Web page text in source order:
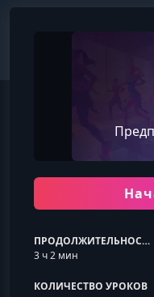
ПРОДОЛЖИТЕЛЬНОСТЬ
3 ч 2 мин
КОЛИЧЕСТВО УРОКОВ